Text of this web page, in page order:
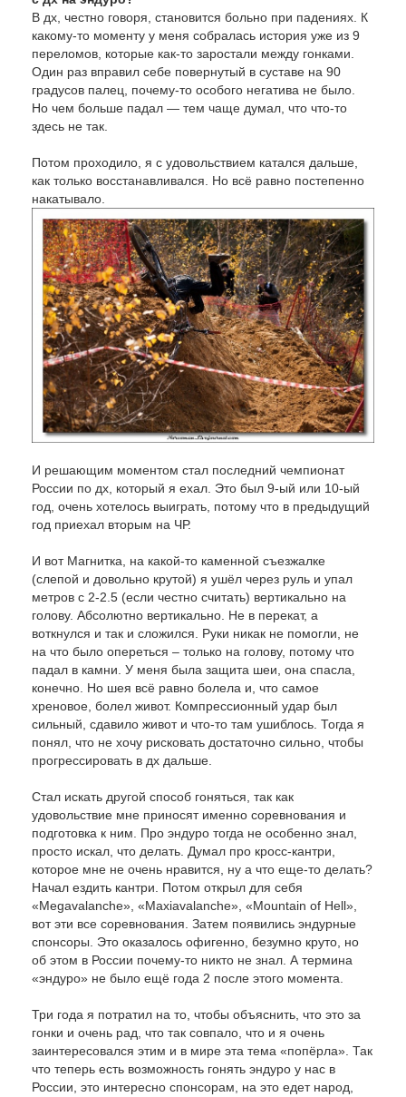
В дх, честно говоря, становится больно при падениях. К
какому-то моменту у меня собралась история уже из 9
переломов, которые как-то заростали между гонками.
Один раз вправил себе повернутый в суставе на 90
градусов палец, почему-то особого негатива не было.
Но чем больше падал — тем чаще думал, что что-то
здесь не так.
Потом проходило, я с удовольствием катался дальше,
как только восстанавливался. Но всё равно постепенно
накатывало.
И решающим моментом стал последний чемпионат
России по дх, который я ехал. Это был 9-ый или 10-ый
год, очень хотелось выиграть, потому что в предыдущий
год приехал вторым на ЧР.
И вот Магнитка, на какой-то каменной съезжалке
(слепой и довольно крутой) я ушёл через руль и упал
метров с 2-2.5 (если честно считать) вертикально на
голову. Абсолютно вертикально. Не в перекат, а
воткнулся и так и сложился. Руки никак не помогли, не
на что было опереться – только на голову, потому что
падал в камни. У меня была защита шеи, она спасла,
конечно. Но шея всё равно болела и, что самое
хреновое, болел живот. Компрессионный удар был
сильный, сдавило живот и что-то там ушиблось. Тогда я
понял, что не хочу рисковать достаточно сильно, чтобы
прогрессировать в дх дальше.
Стал искать другой способ гоняться, так как
удовольствие мне приносят именно соревнования и
подготовка к ним. Про эндуро тогда не особенно знал,
просто искал, что делать. Думал про кросс-кантри,
которое мне не очень нравится, ну а что еще-то делать?
Начал ездить кантри. Потом открыл для себя
«Megavalanche», «Maxiavalanche», «Mountain of Hell»,
вот эти все соревнования. Затем появились эндурные
спонсоры. Это оказалось офигенно, безумно круто, но
об этом в России почему-то никто не знал. А термина
«эндуро» не было ещё года 2 после этого момента.
Три года я потратил на то, чтобы объяснить, что это за
гонки и очень рад, что так совпало, что и я очень
заинтересовался этим и в мире эта тема «попёрла». Так
что теперь есть возможность гонять эндуро у нас в
России, это интересно спонсорам, на это едет народ,